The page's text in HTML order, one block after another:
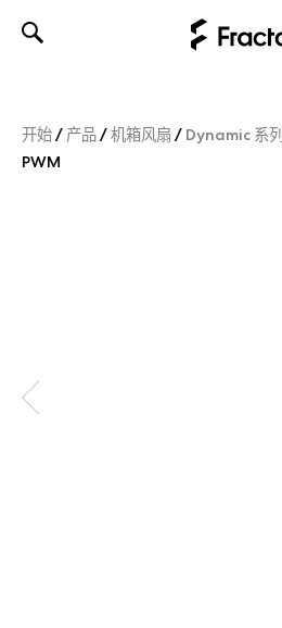
开始/ 产品/机箱风扇 / Dynamic 系列
PWM